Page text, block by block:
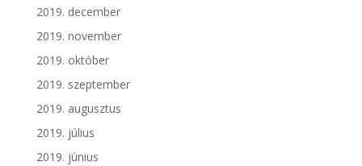
2019. december
2019. november
2019. október
2019. szeptember
2019. augusztus
2019. július
2019. június